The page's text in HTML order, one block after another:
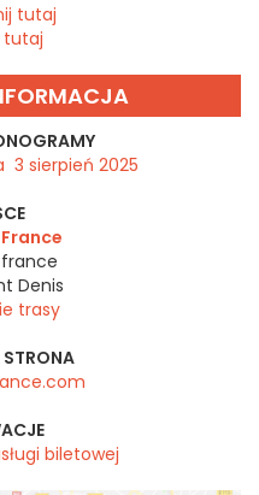
tutaj
tutaj
3 sierpień 2025
Denis
trasy
biletowej